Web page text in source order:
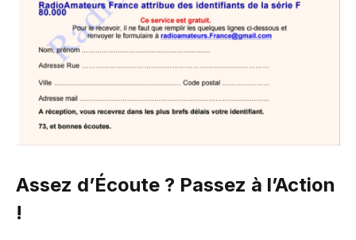
Assez d’Écoute ? Passez à l’Action
!